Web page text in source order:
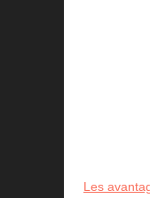
Les